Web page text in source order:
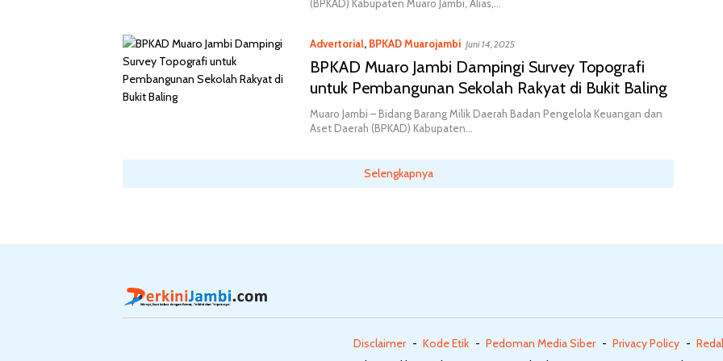
(BPKAD) Kabupaten Muaro Jambi, Alias,…
Advertorial, BPKAD Muarojambi Juni 14, 2025
BPKAD Muaro Jambi Dampingi Survey Topografi
untuk Pembangunan Sekolah Rakyat di Bukit Baling
Muaro Jambi – Bidang Barang Milik Daerah Badan Pengelola Keuangan dan
Aset Daerah (BPKAD) Kabupaten…
Selengkapnya
Disclaimer Kode Etik Pedoman Media Siber Privacy Policy